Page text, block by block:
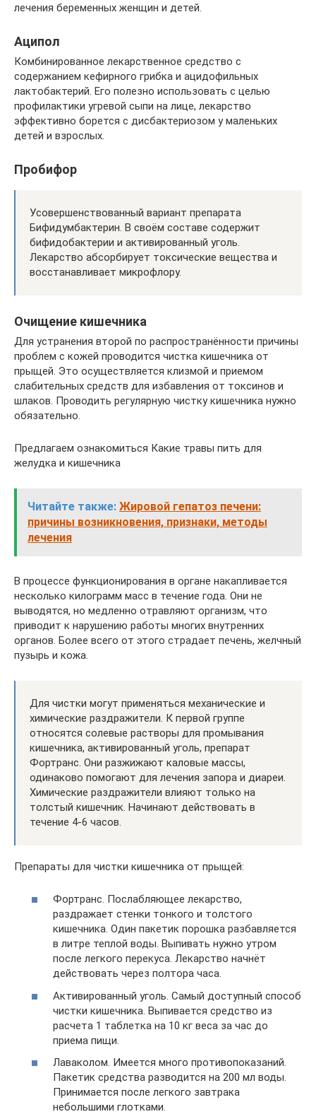
лечения беременных женщин и детей.
Аципол
Комбинированное лекарственное средство с
содержанием кефирного грибка и ацидофильных
лактобактерий. Его полезно использовать с целью
профилактики угревой сыпи на лице, лекарство
эффективно борется с дисбактериозом у маленьких
детей и взрослых.
Пробифор
Усовершенствованный вариант препарата
Бифидумбактерин. В своём составе содержит
бифидобактерии и активированный уголь.
Лекарство абсорбирует токсические вещества и
восстанавливает микрофлору.
Очищение кишечника
Для устранения второй по распространённости причины
проблем с кожей проводится чистка кишечника от
прыщей. Это осуществляется клизмой и приемом
слабительных средств для избавления от токсинов и
шлаков. Проводить регулярную чистку кишечника нужно
обязательно.
Предлагаем ознакомиться Какие травы пить для
желудка и кишечника
Читайте также: Жировой гепатоз печени:
причины возникновения, признаки, методы
лечения
В процессе функционирования в органе накапливается
несколько килограмм масс в течение года. Они не
выводятся, но медленно отравляют организм, что
приводит к нарушению работы многих внутренних
органов. Более всего от этого страдает печень, желчный
пузырь и кожа.
Для чистки могут применяться механические и
химические раздражители. К первой группе
относятся солевые растворы для промывания
кишечника, активированный уголь, препарат
Фортранс. Они разжижают каловые массы,
одинаково помогают для лечения запора и диареи.
Химические раздражители влияют только на
толстый кишечник. Начинают действовать в
течение 4-6 часов.
Препараты для чистки кишечника от прыщей:
Фортранс. Послабляющее лекарство,
раздражает стенки тонкого и толстого
кишечника. Один пакетик порошка разбавляется
в литре теплой воды. Выпивать нужно утром
после легкого перекуса. Лекарство начнёт
действовать через полтора часа.
Активированный уголь. Самый доступный способ
чистки кишечника. Выпивается средство из
расчета 1 таблетка на 10 кг веса за час до
приема пищи.
Лаваколом. Имеется много противопоказаний.
Пакетик средства разводится на 200 мл воды.
Принимается после легкого завтрака
небольшими глотками.